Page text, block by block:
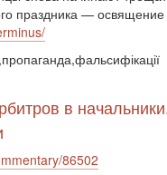
праздника — освящение
в
86502